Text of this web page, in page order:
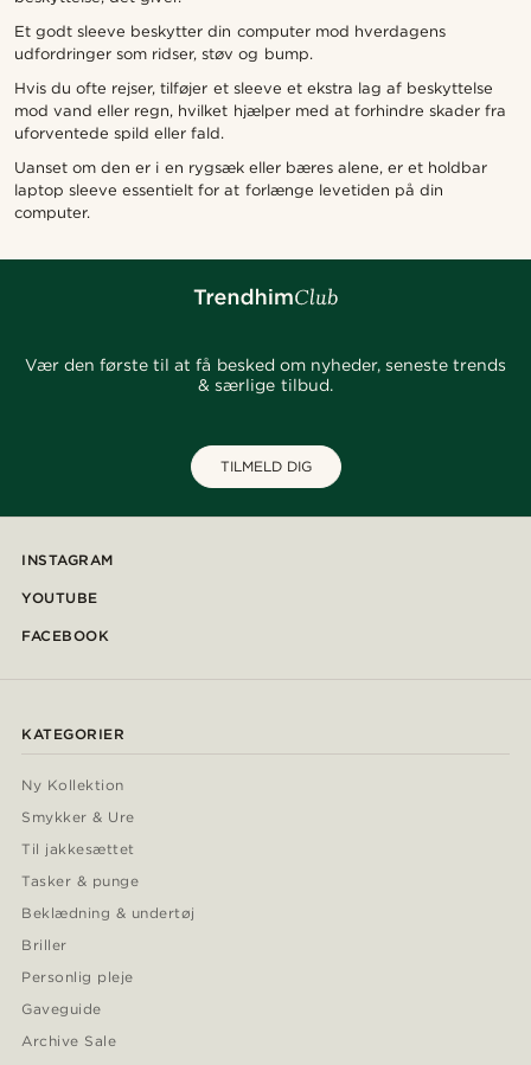
Et godt sleeve beskytter din computer mod hverdagens
udfordringer som ridser, støv og bump.
Hvis du ofte rejser, tilføjer et sleeve et ekstra lag af beskyttelse
mod vand eller regn, hvilket hjælper med at forhindre skader fra
uforventede spild eller fald.
Uanset om den er i en rygsæk eller bæres alene, er et holdbar
laptop sleeve essentielt for at forlænge levetiden på din
computer.
Vær den første til at få besked om nyheder, seneste trends
& særlige tilbud.
TILMELD DIG
INSTAGRAM
YOUTUBE
FACEBOOK
KATEGORIER
Ny Kollektion
Smykker & Ure
Til jakkesættet
Tasker & punge
Beklædning & undertøj
Briller
Personlig pleje
Gaveguide
Archive Sale